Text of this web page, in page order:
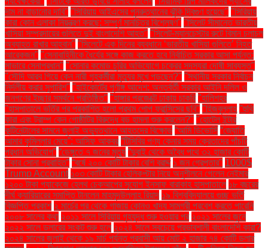
দাম না বাড়ানোর দাবি" "সিরিয়ায় আইএসের পুনরুত্থানের ঝুঁকি দ্বিগুণ হয়েছে" "সিরিয়ায়
কারা কোন এলাকা নিয়ন্ত্রণ করছে: সম্পূর্ণ মানচিত্র বিশ্লেষণ" "সিলেট সীমান্তে ভারতীয়
খাসিয়া সম্প্রদায়ের গুলিতে দুই বাংলাদেশি আহত" "সিলেট-ম্যানচেস্টার রুটে বিমান চলাচল
অব্যাহত রাখার আহ্বান" "সিলেটে এক দিনের ব্যবধানে ‘ভারতীয় খাসিয়া গু‌লিতে’ নিহত
আরেকজন" "সেনাবাহিনীকে ধৈর্যের সঙ্গে কাজ করতে হবে নির্বাচিত সরকার আসা পর্যন্ত:
সাভারে সেনাপ্রধান" "সোনার কমোড চুরির অভিযোগে চক্রের সদস্যরা দোষী সাব্যস্ত"
"সৌদি আরব গিয়ে কেন নারী গৃহকর্মীরা মৃত্যুর মুখে পড়ছেন?" "স্থানীয় সরকার নির্বাচন
নির্দলীয় করার সুপারিশ" "হাইকোর্টের পূর্ণাঙ্গ আদেশ: অন্তর্বর্তী সরকার আইনি দলিল ও
জনগণের ইচ্ছার সমর্থনে প্রতিষ্ঠিত" "হাঙ্গার প্রজেক্টে ঢাকায় চাকরি "হালিশহর
"হাসপাতালে ভর্তির পর প্রকাশিত হলো প্রথম পোপ ফ্রান্সিসের ছবি" "হিজবুল্লাহ "হুথি
কারা এবং ট্রাম্প কেন গোষ্ঠীটির বিরুদ্ধে বড় হামলা শুরু করলেন?" "হোটেল ইন্টার
কন্টিনেন্টালের সামনে জুলাই অভ্যুত্থানে আহতদের বিক্ষোভ “আমি ডিভোর্সি “জ্যোতি
আমার কুমিল্লার মেয়ে”: আসিফ আকবর “টিসিবির পণ্য কেনার সময় ক্রেতাদের পাঁচটি
প্রধান অভিযোগ” “ডেঙ্গুতে ৭ জনের মৃত্যু “দুবাই থেকে অবৈধ পথে ৩২ হাজার কোটি
টাকার সোনা প্রবাহিত” “বর্ষে ২০০ কোটি টাকার বেশি বরাদ্দ ১ জন গ্রেপ্তার" 1000$
Trump Account ১০৩ কোটি টাকার হেলিকপ্টার নিয়ে অনুশীলনে গেলেন নেইমার
১২০০ টাকা প্যাকেজে হেলথ চেকআপের সুযোগ ইনসাফ বারাকাহ হাসপাতালে ১৮ বছরের
দীর্ঘ ক্যারিয়ারের সমাপ্তি টানলেন মাহমুদউল্লাহ রিয়াদ ১৯ বিশ্ববিদ্যালয়ে গুচ্ছ ভর্তি
বিজ্ঞপ্তি প্রকাশ ২ মার্চের পর থেকে গাজায় কোনও খাদ্য সামগ্রী প্রবেশ করতে পারেনি
২০০৮ সালের কথা ২০১১ সালে সিরিয়ায় গৃহযুদ্ধ শুরু হওয়ার পর ২০২১ সালের জুনে
২০২২ সালে ডলারের সংকট শুরু হলে ২০২৪ সালে সবচেয়ে প্রভাবশালী বাংলাদেশি কারা?
২০২৪ সালের জুলাই থেকে ১৯ মার্চ পর্যন্ত প্রবাসী আয় মোট ২ হাজার ৭৪ কোটি ডলার